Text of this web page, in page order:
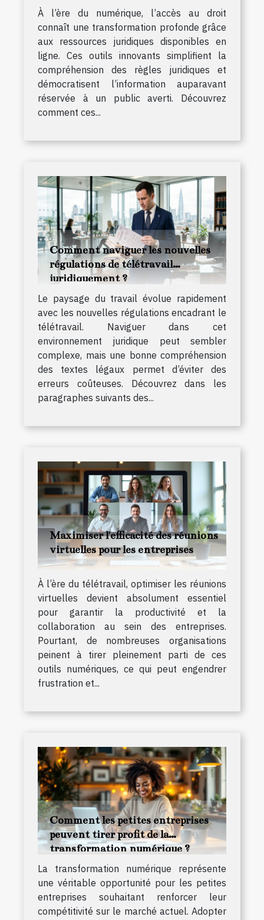
À l’ère du numérique, l’accès au droit
connaît une transformation profonde grâce
aux ressources juridiques disponibles en
ligne. Ces outils innovants simplifient la
compréhension des règles juridiques et
démocratisent l’information auparavant
réservée à un public averti. Découvrez
comment ces...
Comment naviguer les nouvelles
régulations de télétravail
juridiquement ?
Le paysage du travail évolue rapidement
avec les nouvelles régulations encadrant le
télétravail. Naviguer dans cet
environnement juridique peut sembler
complexe, mais une bonne compréhension
des textes légaux permet d’éviter des
erreurs coûteuses. Découvrez dans les
paragraphes suivants des...
Maximiser l'efficacité des réunions
virtuelles pour les entreprises
À l’ère du télétravail, optimiser les réunions
virtuelles devient absolument essentiel
pour garantir la productivité et la
collaboration au sein des entreprises.
Pourtant, de nombreuses organisations
peinent à tirer pleinement parti de ces
outils numériques, ce qui peut engendrer
frustration et...
Comment les petites entreprises
peuvent tirer profit de la
transformation numérique ?
La transformation numérique représente
une véritable opportunité pour les petites
entreprises souhaitant renforcer leur
compétitivité sur le marché actuel. Adopter